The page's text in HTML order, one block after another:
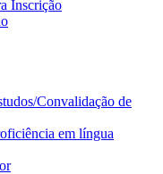
Inscrição
Convalidação de
em língua